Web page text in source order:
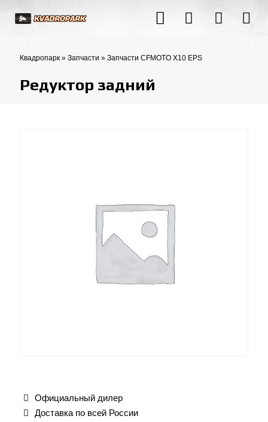
Квадропарк » Запчасти » Запчасти CFMOTO X10 EPS
Редуктор задний
Официальный дилер
Доставка по всей России